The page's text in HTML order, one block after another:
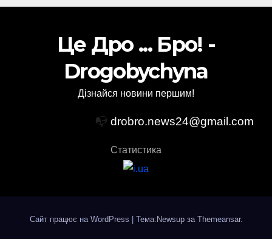
Це Дро ... Бро! -
Drogobychyna
Дізнайся новини першим!
📭 drobro.news24@gmail.com
Статистика
Сайт працює на WordPress Тема:Newsup за Themeansar.